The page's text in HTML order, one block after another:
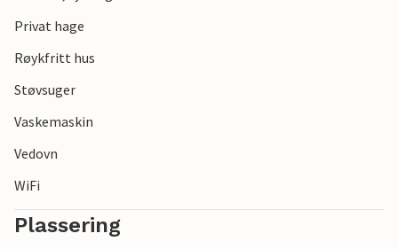
Privat hage
Røykfritt hus
Støvsuger
Vaskemaskin
Vedovn
WiFi
Plassering